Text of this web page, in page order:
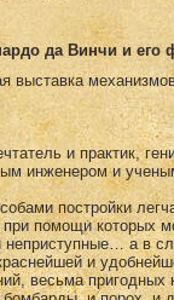
да Винчи и его
выставка
и практик,
инженером и
постройки
при помощи которых
неприступные… а в
и
весьма